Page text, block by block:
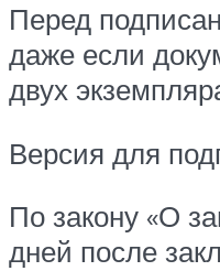
Перед
даже если
двух
Версия для
По закону «О
дней после